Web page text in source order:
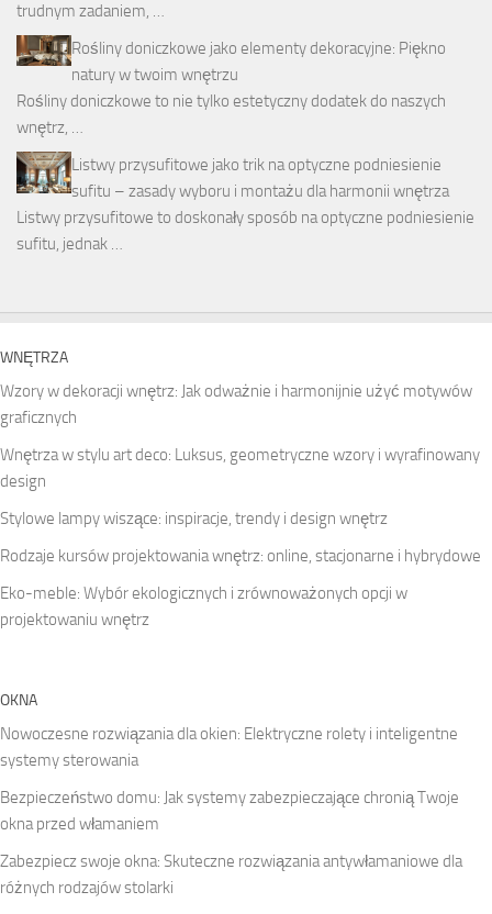
trudnym zadaniem, …
Rośliny doniczkowe jako elementy dekoracyjne: Piękno
natury w twoim wnętrzu
Rośliny doniczkowe to nie tylko estetyczny dodatek do naszych
wnętrz, …
Listwy przysufitowe jako trik na optyczne podniesienie
sufitu – zasady wyboru i montażu dla harmonii wnętrza
Listwy przysufitowe to doskonały sposób na optyczne podniesienie
sufitu, jednak …
WNĘTRZA
Wzory w dekoracji wnętrz: Jak odważnie i harmonijnie użyć motywów
graficznych
Wnętrza w stylu art deco: Luksus, geometryczne wzory i wyrafinowany
design
Stylowe lampy wiszące: inspiracje, trendy i design wnętrz
Rodzaje kursów projektowania wnętrz: online, stacjonarne i hybrydowe
Eko-meble: Wybór ekologicznych i zrównoważonych opcji w
projektowaniu wnętrz
OKNA
Nowoczesne rozwiązania dla okien: Elektryczne rolety i inteligentne
systemy sterowania
Bezpieczeństwo domu: Jak systemy zabezpieczające chronią Twoje
okna przed włamaniem
Zabezpiecz swoje okna: Skuteczne rozwiązania antywłamaniowe dla
różnych rodzajów stolarki